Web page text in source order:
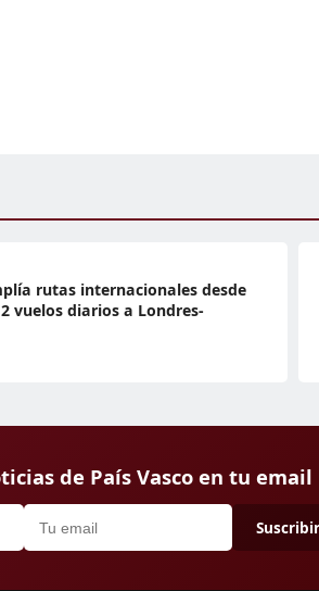
rutas internacionales desde
vuelos diarios a Londres-
de País Vasco en tu email